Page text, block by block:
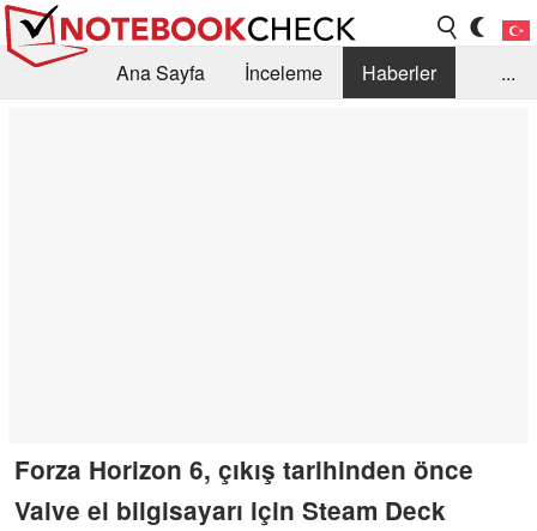
Ana Sayfa İnceleme
Haberler
...
Forza Horizon 6, çıkış tarihinden önce
Valve el bilgisayarı için Steam Deck